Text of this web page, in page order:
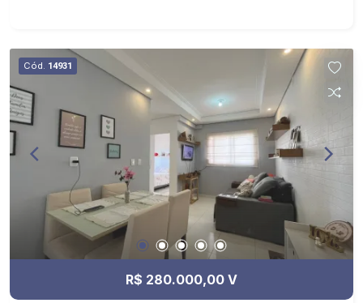
Cód. 14931
R$ 280.000,00 V